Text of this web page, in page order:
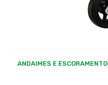
ANDAIMES E ESCORAMENTO